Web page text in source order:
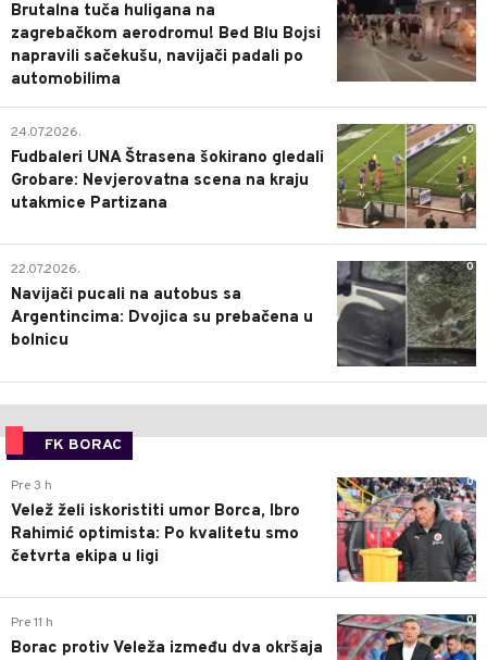
Brutalna tuča huligana na
zagrebačkom aerodromu! Bed Blu Bojsi
napravili sačekušu, navijači padali po
automobilima
0
24.07.2026.
Fudbaleri UNA Štrasena šokirano gledali
Grobare: Nevjerovatna scena na kraju
utakmice Partizana
0
22.07.2026.
Navijači pucali na autobus sa
Argentincima: Dvojica su prebačena u
bolnicu
FK BORAC
0
Pre 3 h
Velež želi iskoristiti umor Borca, Ibro
Rahimić optimista: Po kvalitetu smo
četvrta ekipa u ligi
0
Pre 11 h
Borac protiv Veleža između dva okršaja